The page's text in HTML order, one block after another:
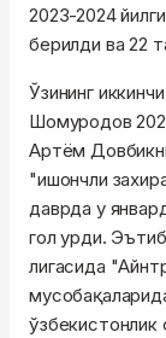
2023-2024
берилди ва 22
Ўзининг
Шомуродов
Артём
"ишончли
даврда у
гол урди.
лигасида
ўзбекистонлик